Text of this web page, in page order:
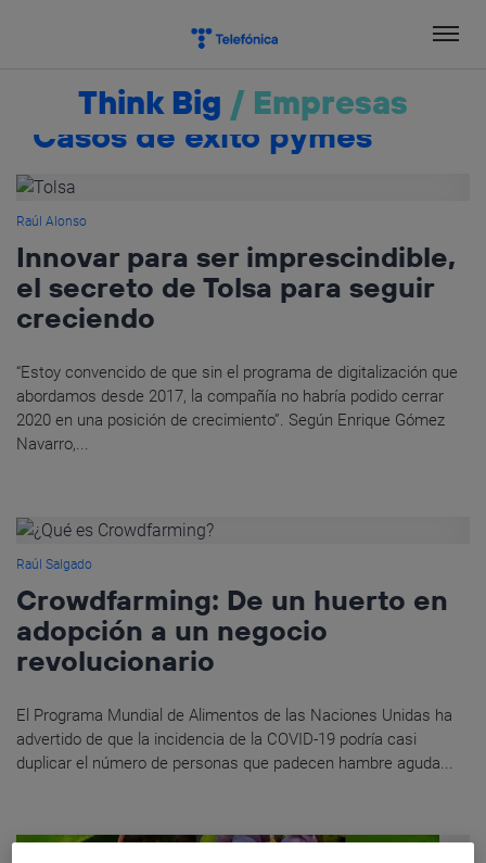
Think Big / Empresas
Casos de éxito pymes
Raúl Alonso
Innovar para ser imprescindible,
el secreto de Tolsa para seguir
creciendo
“Estoy convencido de que sin el programa de digitalización que
abordamos desde 2017, la compañía no habría podido cerrar
2020 en una posición de crecimiento”. Según Enrique Gómez
Navarro,...
Raúl Salgado
Crowdfarming: De un huerto en
adopción a un negocio
revolucionario
El Programa Mundial de Alimentos de las Naciones Unidas ha
advertido de que la incidencia de la COVID-19 podría casi
duplicar el número de personas que padecen hambre aguda...